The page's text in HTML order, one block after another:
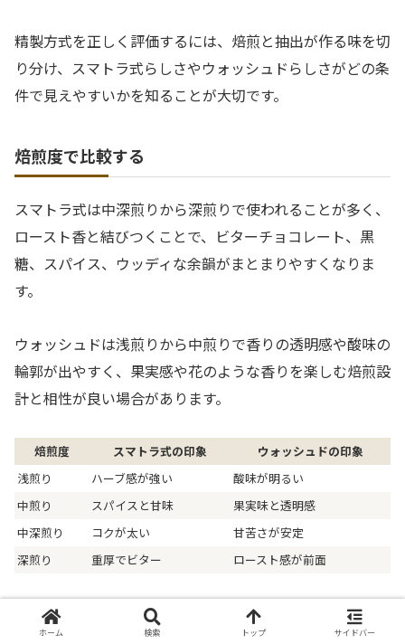
精製方式を正しく評価するには、焙煎と抽出が作る味を切
り分け、スマトラ式らしさやウォッシュドらしさがどの条
件で見えやすいかを知ることが大切です。
焙煎度で比較する
スマトラ式は中深煎りから深煎りで使われることが多く、
ロースト香と結びつくことで、ビターチョコレート、黒
糖、スパイス、ウッディな余韻がまとまりやすくなりま
す。
ウォッシュドは浅煎りから中煎りで香りの透明感や酸味の
輪郭が出やすく、果実感や花のような香りを楽しむ焙煎設
計と相性が良い場合があります。
焙煎度 スマトラ式の印象
ウォッシュドの印象
浅煎り
ハーブ感が強い
酸味が明るい
中煎り
スパイスと甘味
果実味と透明感
中深煎り
コクが太い
甘苦さが安定
深煎り
重厚でビター ロースト感が前面
精製方式の違いを知るための飲み比べでは、同じ焙煎度に
ホーム 検索 トップ サイドバー